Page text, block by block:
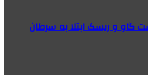
و ریسک ابتلا به سرطان